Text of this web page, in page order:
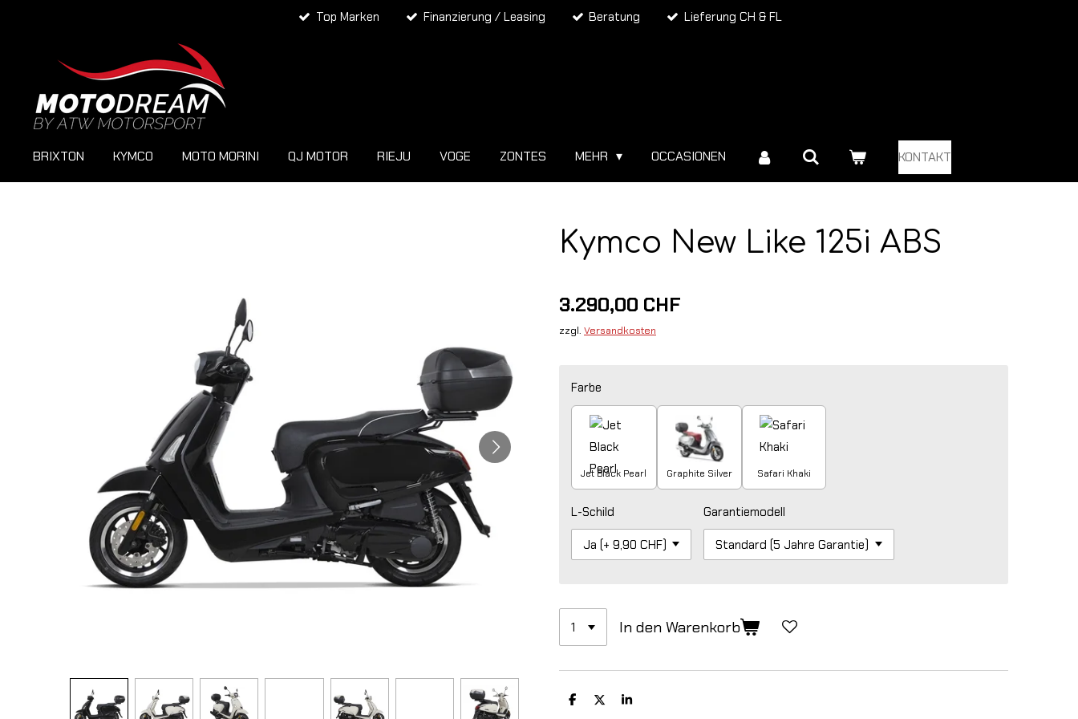
Top Marken Finanzierung / Leasing Beratung Lieferung CH & FL
BRIXTON KYMCO MOTO MORINI QJ MOTOR RIEJU VOGE ZONTES MEHR OCCASIONEN KONTAKT
Kymco New Like 125i ABS
3.290,00 CHF
zzgl. Versandkosten
Farbe
Jet Black Pearl Graphite Silver Safari Khaki
L-Schild Garantiemodell
In den Warenkorb
T
T
T